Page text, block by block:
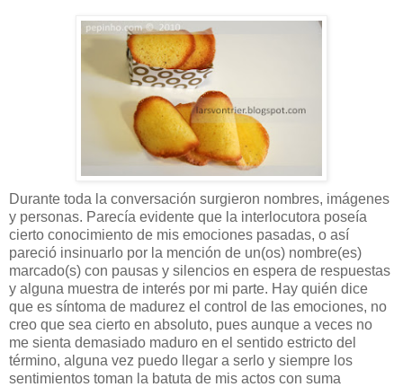
Durante toda la conversación surgieron nombres, imágenes
y personas. Parecía evidente que la interlocutora poseía
cierto conocimiento de mis emociones pasadas, o así
pareció insinuarlo por la mención de un(os) nombre(es)
marcado(s) con pausas y silencios en espera de respuestas
y alguna muestra de interés por mi parte. Hay quién dice
que es síntoma de madurez el control de las emociones, no
creo que sea cierto en absoluto, pues aunque a veces no
me sienta demasiado maduro en el sentido estricto del
término, alguna vez puedo llegar a serlo y siempre los
sentimientos toman la batuta de mis actos con suma